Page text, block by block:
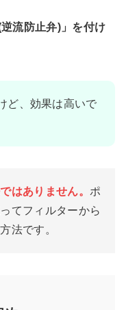
逆流防止弁)」を付け
ど、効果は高いで
はありません。 ポ
てフィルターから
法です。